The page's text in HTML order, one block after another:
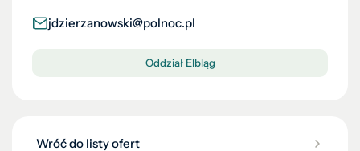
jdzierzanowski@polnoc.pl
Oddział Elbląg
Wróć do listy ofert